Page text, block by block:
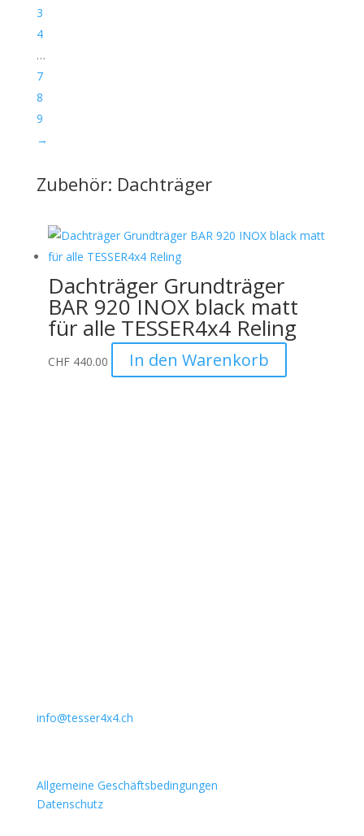
3
4
…
7
8
9
→
Zubehör: Dachträger
Dachträger Grundträger
BAR 920 INOX black matt
für alle TESSER4x4 Reling
CHF440.00 In den Warenkorb
info@tesser4x4.ch
Allgemeine Geschäftsbedingungen
Datenschutz